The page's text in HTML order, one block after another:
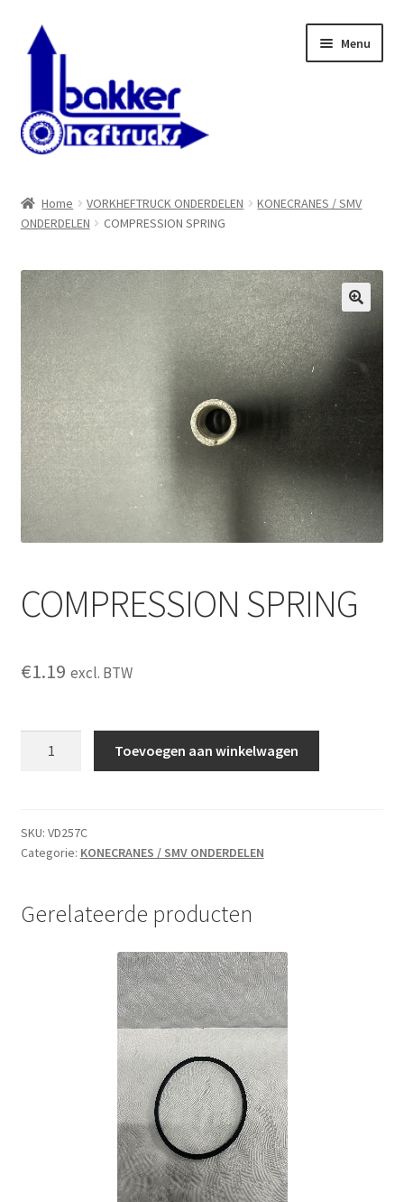
Ga
door
navigatie
Ga
naar
Menu
Shop
Contact
Home VORKHEFTRUCK ONDERDELEN
KONECRANES / SMV
ONDERDELEN
COMPRESSION SPRING
COMPRESSION SPRING
€1.19 excl. BTW
Toevoegen aan winkelwagen
SKU: VD257C
Categorie: KONECRANES / SMV ONDERDELEN
Gerelateerde producten